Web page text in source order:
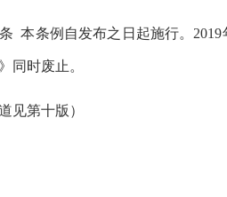
本条例自发布之日起施行。 2019
同时废止。
第十版）